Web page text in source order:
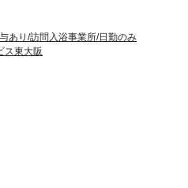
あり/訪問入浴事業所/日勤のみ
ス東大阪